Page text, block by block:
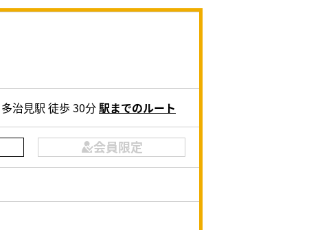
治見駅 徒歩 30分駅までのルート
会員限定